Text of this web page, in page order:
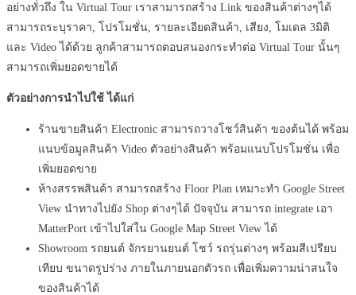
อย่างทั่วถึง ใน Virtual Tour เราสามารถสร้าง Link ของสินค้าต่างๆได้
สามารถระบุราคา, โปรโมชั่น, รายละเอียดสินค้า, เสียง, โมเดล 3มิติ
และ Video ได้ด้วย ลูกค้าสามารถตอบสนองกระทำต่อ Virtual Tour นั้นๆ
สามารถเพิ่มยอดขายได้
ตัวอย่างการนำไปใช้ ได้แก่
ร้านขายสินค้า Electronic สามารถวางโชว์สินค้า ของต้นได้ พร้อม
แนบข้อมูลสินค้า Video ตัวอย่างสินค้า พร้อมแนบโปรโมชั่น เพื่อ
เพิ่มยอดขาย
ห้างสรรพสินค้า สามารถสร้าง Floor Plan เหมาะทำ Google Street
View นำทางไปยัง Shop ต่างๆได้ ปัจจุบัน สามารถ integrate เอา
MatterPort เข้าไปใส่ใน Google Map Street View ได้
Showroom รถยนต์ จักรยานยนต์ โชว์ รถรุ่นต่างๆ พร้อมสีเปรียบ
เทียบ ขนาดรูปร่าง ภายในภายนอกตัวรถ เพื่อเพิ่มความน่าสนใจ
ของสินค้าได้